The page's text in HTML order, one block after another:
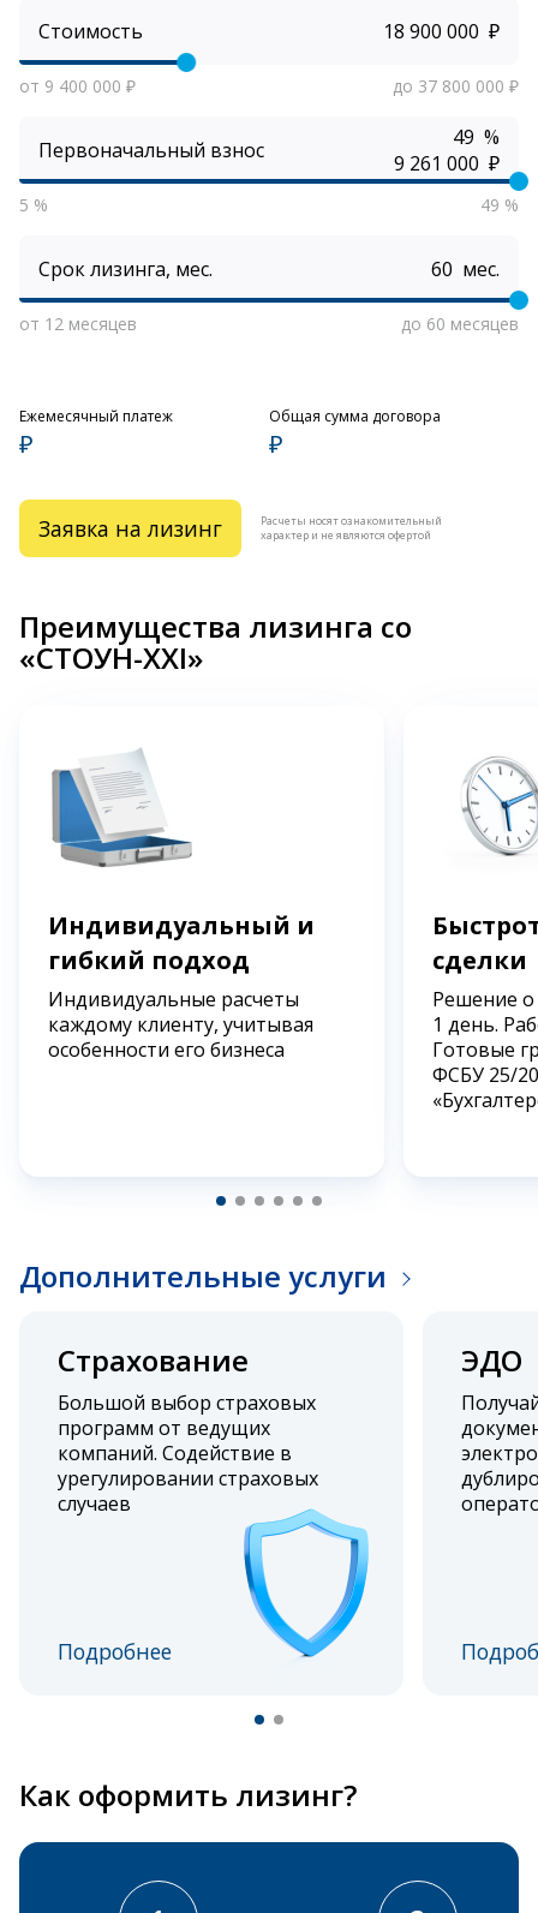
Стоимость ₽
от 9 400 000 ₽ до 37 800 000 ₽
Первоначальный взнос
%
₽
5 % 49 %
Срок лизинга, мес. мес.
от 12 месяцев до 60 месяцев
Ежемесячный платеж
₽
Общая сумма договора
₽
Заявка на лизинг
Расчеты носят ознакомительный
характер и не являются офертой
Преимущества лизинга со
«СТОУН-XXI»
Индивидуальный и
гибкий подход
Индивидуальные расчеты
каждому клиенту, учитывая
особенности его бизнеса
сделки
Решение
1 день.
Готовые
ФСБУ 25/
Дополнительные услуги
Страхование
Большой выбор страховых
программ от ведущих
компаний. Содействие в
урегулировании страховых
случаев
Подробнее
ЭДО
Как оформить лизинг?